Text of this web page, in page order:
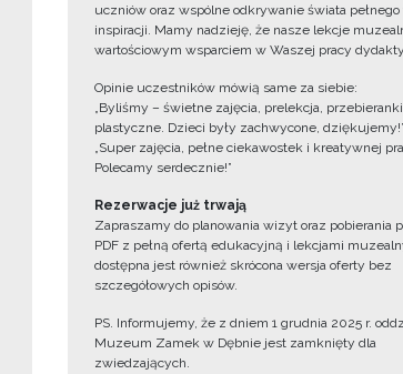
uczniów oraz wspólne odkrywanie świata
inspiracji. Mamy nadzieję, że nasze lekcje
wartościowym wsparciem w Waszej pracy
Opinie uczestników mówią same za siebie:
„Byliśmy – świetne zajęcia, prelekcja,
plastyczne. Dzieci były zachwycone, dziękujemy!”
„Super zajęcia, pełne ciekawostek i kreatywnej
Polecamy serdecznie!”
Rezerwacje już trwają
Zapraszamy do planowania wizyt oraz pobierania
PDF z pełną ofertą edukacyjną i lekcjami
dostępna jest również skrócona wersja oferty bez
szczegółowych opisów.
PS. Informujemy, że z dniem 1 grudnia 2025 r.
Muzeum Zamek w Dębnie jest zamknięty dla
zwiedzających.